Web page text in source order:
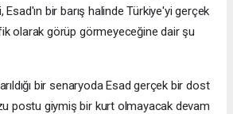
Esad'ın bir barış halinde Türkiye'yi gerçek
olarak görüp görmeyeceğine dair şu
bir senaryoda Esad gerçek bir dost
postu giymiş bir kurt olmayacak devam